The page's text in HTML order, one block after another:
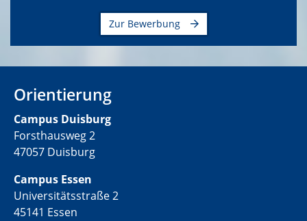
Zur Bewerbung
Orientierung
Campus Duisburg
Forsthausweg 2
47057 Duisburg
Campus Essen
Universitätsstraße 2
45141 Essen